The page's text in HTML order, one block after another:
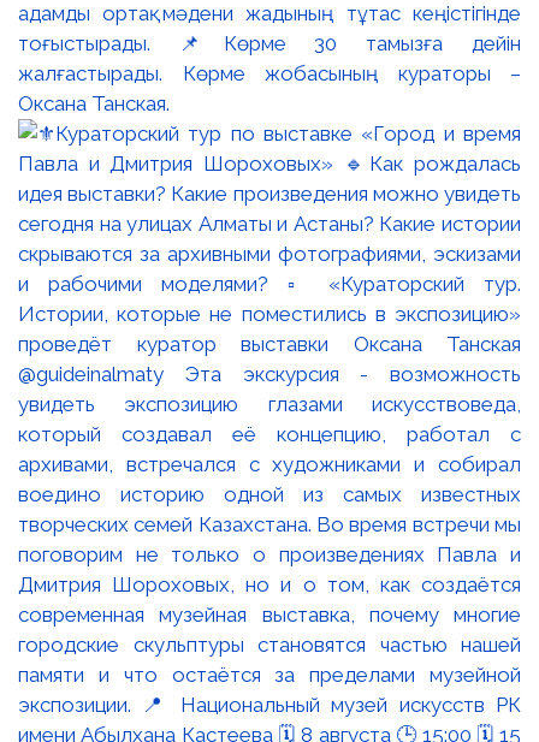
адамды ортақ мәдени жадының тұтас кеңістігінде
тоғыстырады. 📌Көрме 30 тамызға дейін
жалғастырады. Көрме жобасының кураторы –
Оксана Танская.